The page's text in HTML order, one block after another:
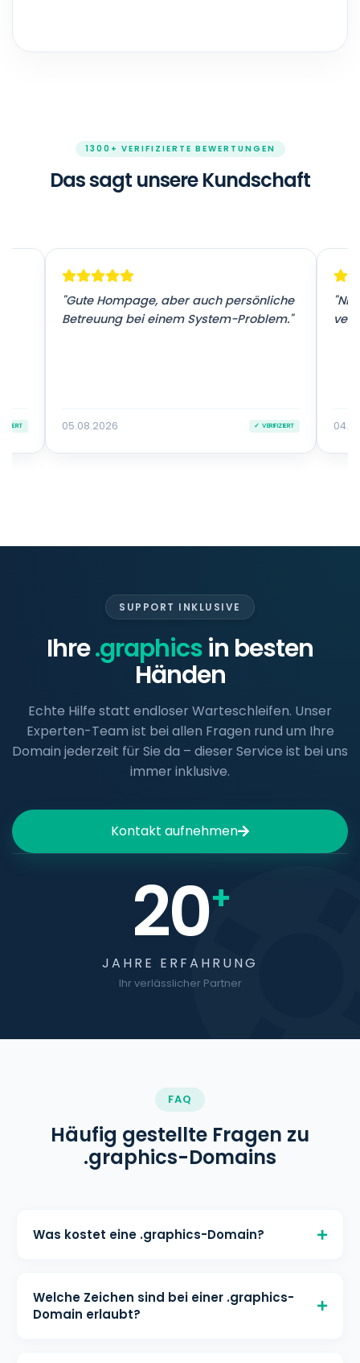
1300+ VERIFIZIERTE BEWERTUNGEN
Das sagt unsere Kundschaft
"Gute Hompage, aber auch persönliche
Betreuung bei einem System-Problem."
05.08.2026 ✓ VERIFIZIERT
SUPPORT INKLUSIVE
Ihre.graphicsin besten
Händen
Echte Hilfe statt endloser Warteschleifen. Unser
Experten-Team ist bei allen Fragen rund um Ihre
Domain jederzeit für Sie da – dieser Service ist bei uns
immer inklusive.
Kontakt aufnehmen
20+
JAHRE ERFAHRUNG
Ihr verlässlicher Partner
FAQ
Häufig gestellte Fragen zu
.graphics-Domains
Was kostet eine .graphics-Domain?
3,00/Monat für die Registrierung, €
3,00/Monat für die Verlängerung und
Welche Zeichen sind bei einer .graphics-
Domain erlaubt?